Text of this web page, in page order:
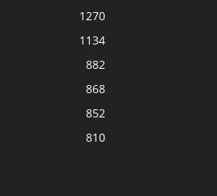
1270
1134
882
868
852
810